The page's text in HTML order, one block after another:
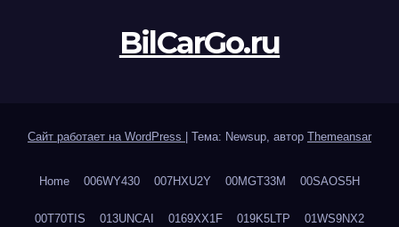
BilCarGo.ru
Сайт работает на WordPress Тема: Newsup, автор Themeansar
Home 006WY430 007HXU2Y 00MGT33M 00SAOS5H
00T70TIS 013UNCAI 0169XX1F 019K5LTP 01WS9NX2